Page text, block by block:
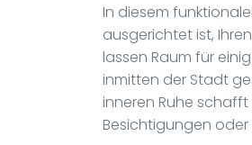
In diesem
ausgerichtet ist,
lassen Raum für
inmitten der Stadt
inneren Ruhe
Besichtigungen